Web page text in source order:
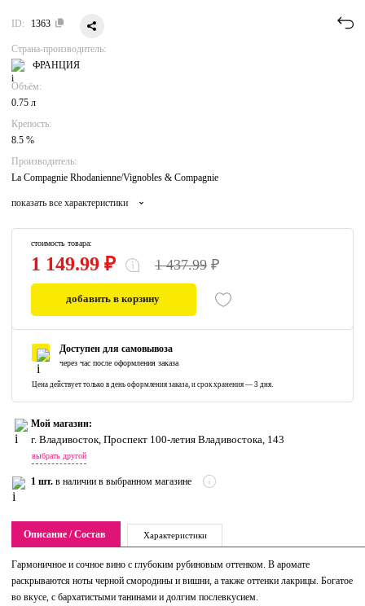
ID: 1363
Страна-производитель:
ФРАНЦИЯ
Объём:
0.75 л
Крепость:
8.5 %
Производитель:
La Compagnie Rhodanienne/Vignobles & Compagnie
показать все характеристики
стоимость товара:
1 149.99 ₽ 1 437.99 ₽
добавить в корзину
0
Доступен для самовывоза
через час после оформления заказа
Цена действует только в день оформления заказа, и срок хранения — 3 дня.
Мой магазин:
г. Владивосток, Проспект 100-летия Владивостока, 143
выбрать другой
1 шт. в наличии в выбранном магазине
Описание / Состав Характеристики
Гармоничное и сочное вино с глубоким рубиновым оттенком. В аромате
раскрываются ноты черной смородины и вишни, а также оттенки лакрицы. Богатое
во вкусе, с бархатистыми танинами и долгим послевкусием.